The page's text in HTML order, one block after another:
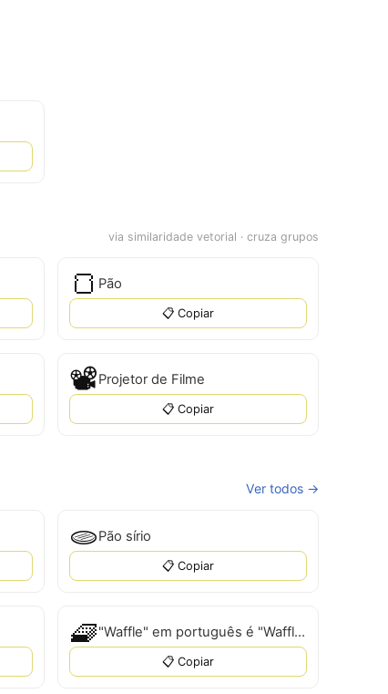
via similaridade vetorial · cruza grupos
🍞 Pão
📋 Copiar
📽️Projetor de Filme
📋 Copiar
Ver todos →
🫓Pão sírio
📋 Copiar
🧇 "Waffle" em português é "Waffle".
📋 Copiar